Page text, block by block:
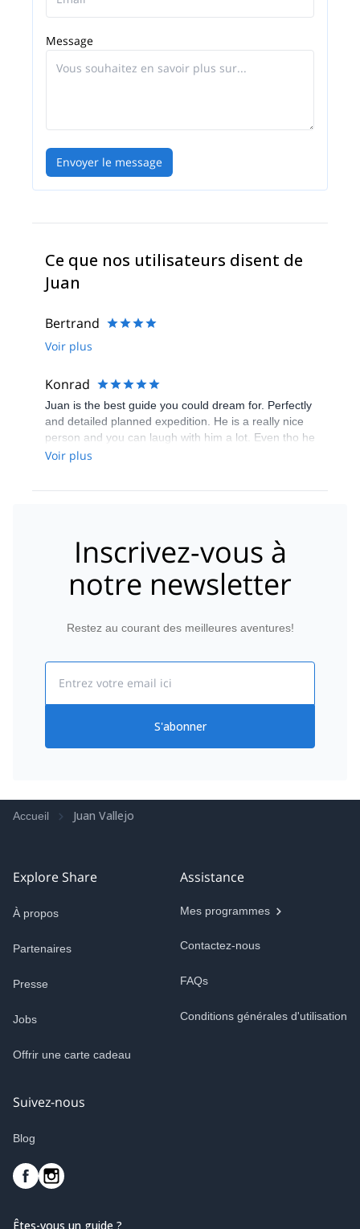
Message
Envoyer le message
Ce que nos utilisateurs disent de
Juan
Bertrand
Voir plus
Konrad
Juan is the best guide you could dream for. Perfectly
and detailed planned expedition. He is a really nice
person and you can laugh with him a lot. Even tho he
was always the master of the situation safety related,
Voir plus
Inscrivez-vous à
notre newsletter
Restez au courant des meilleures aventures!
S'abonner
Accueil Juan Vallejo
Explore Share
À propos
Partenaires
Presse
Jobs
Offrir une carte cadeau
Assistance
Mes programmes
Contactez-nous
FAQs
Conditions générales d'utilisation
Suivez-nous
Blog
Êtes-vous un guide ?